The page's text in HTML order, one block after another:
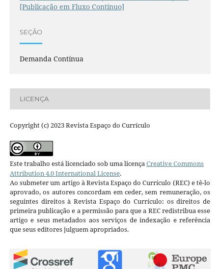
[Publicação em Fluxo Contínuo]
SEÇÃO
Demanda Contínua
LICENÇA
Copyright (c) 2023 Revista Espaço do Currículo
Este trabalho está licenciado sob uma licença Creative Commons
Attribution 4.0 International License.
Ao submeter um artigo à Revista Espaço do Currículo (REC) e tê-lo
aprovado, os autores concordam em ceder, sem remuneração, os
seguintes direitos à Revista Espaço do Currículo: os direitos de
primeira publicação e a permissão para que a REC redistribua esse
artigo e seus metadados aos serviços de indexação e referência
que seus editores julguem apropriados.